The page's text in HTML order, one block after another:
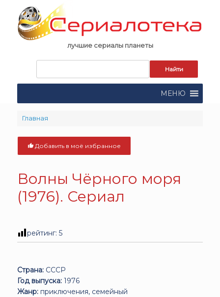
content
лучшие сериалы планеты
поиска:
МЕНЮ
Главная
Добавить в моё избранное
Волны Чёрного моря
(1976). Сериал
рейтинг: 5
Страна: СССР
Год выпуска: 1976
Жанр: приключения, семейный